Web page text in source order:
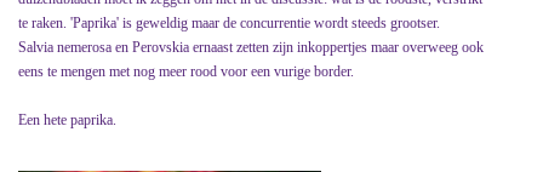
te raken. 'Paprika' is geweldig maar de concurrentie wordt steeds grootser.
Salvia nemerosa en Perovskia ernaast zetten zijn inkoppertjes maar overweeg ook
eens te mengen met nog meer rood voor een vurige border.
Een hete paprika.